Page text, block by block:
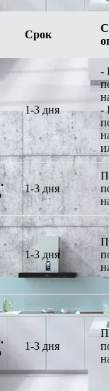
Срок
1-3 дня
-
-
1-3 дня
1-3 дня
1-3 дня